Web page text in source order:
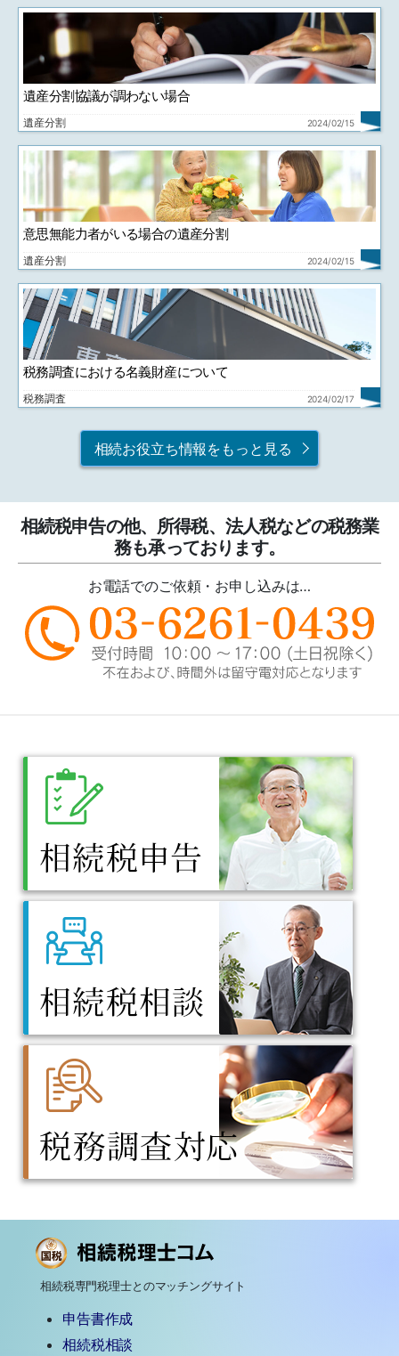
遺産分割協議が調わない場合
遺産分割 2024/02/15
意思無能力者がいる場合の遺産分割
遺産分割 2024/02/15
税務調査における名義財産について
税務調査 2024/02/17
相続お役立ち情報をもっと見る
相続税申告の他、所得税、法人税などの税務業
務も承っております。
お電話でのご依頼・お申し込みは…
相続税専門税理士とのマッチングサイト
申告書作成
相続税相談